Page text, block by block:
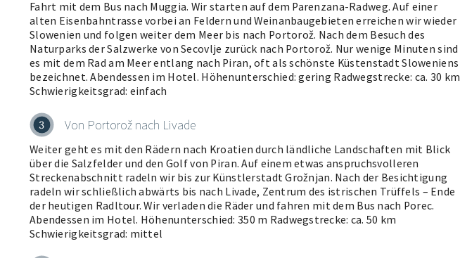
Fahrt mit dem Bus nach Muggia. Wir starten auf dem Parenzana-Radweg. Auf einer
alten Eisenbahntrasse vorbei an Feldern und Weinanbaugebieten erreichen wir wieder
Slowenien und folgen weiter dem Meer bis nach Portorož. Nach dem Besuch des
Naturparks der Salzwerke von Secovlje zurück nach Portorož. Nur wenige Minuten sind
es mit dem Rad am Meer entlang nach Piran, oft als schönste Küstenstadt Sloweniens
bezeichnet. Abendessen im Hotel. Höhenunterschied: gering Radwegstrecke: ca. 30 km
Schwierigkeitsgrad: einfach
3 Von Portorož nach Livade
Weiter geht es mit den Rädern nach Kroatien durch ländliche Landschaften mit Blick
über die Salzfelder und den Golf von Piran. Auf einem etwas anspruchsvolleren
Streckenabschnitt radeln wir bis zur Künstlerstadt Grožnjan. Nach der Besichtigung
radeln wir schließlich abwärts bis nach Livade, Zentrum des istrischen Trüffels – Ende
der heutigen Radltour. Wir verladen die Räder und fahren mit dem Bus nach Porec.
Abendessen im Hotel. Höhenunterschied: 350 m Radwegstrecke: ca. 50 km
Schwierigkeitsgrad: mittel